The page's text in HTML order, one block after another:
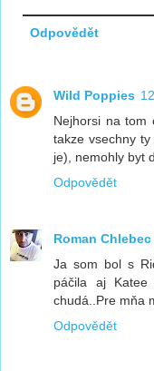
Odpovědět
Wild Poppies
Nejhorsi na tom
takze vsechny
je), nemohly byt
Odpovědět
Roman Chlebec
Ja som bol s
páčila aj
chudá..Pre mňa
Odpovědět